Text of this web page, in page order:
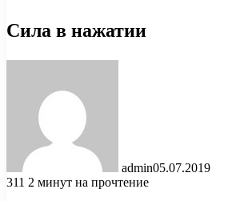
Сила в нажатии
admin05.07.2019
311 2 минут на прочтение